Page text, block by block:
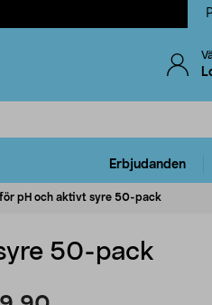
Erbjudanden
pH och aktivt syre 50-pack
50-pack